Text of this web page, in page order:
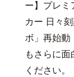
ー】プレミ
カー 日々
ボ」再始
もさらに
ください